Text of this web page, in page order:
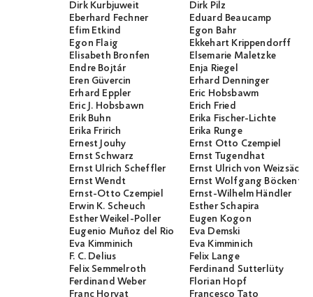
Dirk Kurbjuweit
Dirk Pilz
Eberhard Fechner
Eduard Beaucamp
Efim Etkind
Egon Bahr
Egon Flaig
Ekkehart Krippendorff
Elisabeth Bronfen
Elsemarie Maletzke
Endre Bojtár
Enja Riegel
Eren Güvercin
Erhard Denninger
Erhard Eppler
Eric Hobsbawm
Eric J. Hobsbawn
Erich Fried
Erik Buhn
Erika Fischer-Lichte
Erika Fririch
Erika Runge
Ernest Jouhy
Ernst Otto Czempiel
Ernst Schwarz
Ernst Tugendhat
Ernst Ulrich Scheffler
Ernst Ulrich von Weizsäcker
Ernst Wendt
Ernst Wolfgang
Ernst-Otto Czempiel
Ernst-Wilhelm Händler
Erwin K. Scheuch
Esther Schapira
Esther Weikel-Poller
Eugen Kogon
Eugenio Muñoz del Rio
Eva Demski
Eva Kimminich
Eva Kimminich
F. C. Delius
Felix Lange
Felix Semmelroth
Ferdinand Sutterlüty
Ferdinand Weber
Florian Hopf
Franc Horvat
Francesco Tato